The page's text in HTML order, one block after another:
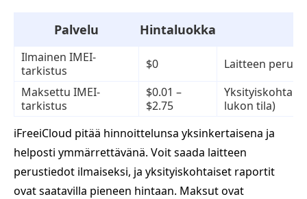
Palvelu Hintaluokka
Ilmainen IMEI-
tarkistus
$0
Laitteen
Maksettu IMEI-
tarkistus
$0.01 –
$2.75
lukon tila)
iFreeiCloud pitää hinnoittelunsa yksinkertaisena ja
helposti ymmärrettävänä. Voit saada laitteen
perustiedot ilmaiseksi, ja yksityiskohtaiset raportit
ovat saatavilla pieneen hintaan. Maksut ovat